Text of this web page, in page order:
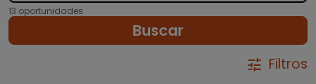
13 oportunidades
Buscar
tune Filtros